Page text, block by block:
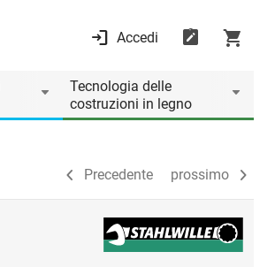
Accedi
Tecnologia delle
costruzioni in legno
Precedente prossimo
Precedente prossimo